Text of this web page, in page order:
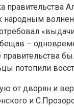
–
потопили
дворян и
и